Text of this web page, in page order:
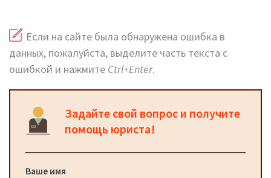
Если на сайте была обнаружена ошибка в
данных, пожалуйста, выделите часть текста с
ошибкой и нажмите Ctrl+Enter.
Задайте свой вопрос и получите
помощь юриста!
Ваше имя